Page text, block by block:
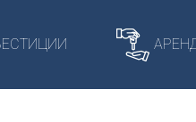
public_html/wp-